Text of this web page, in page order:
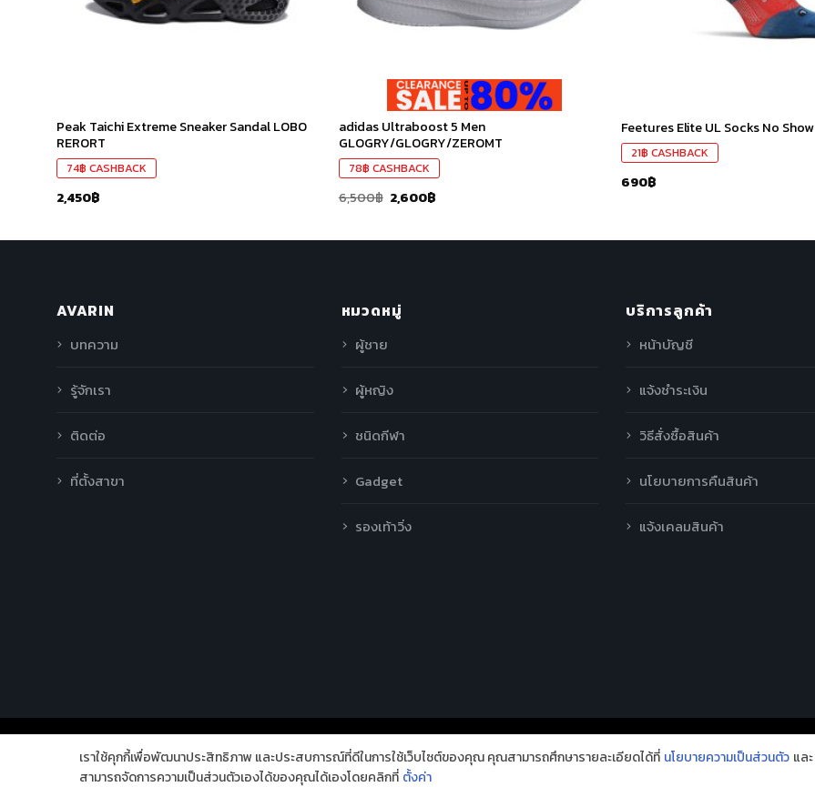
Peak Taichi Extreme Sneaker Sandal LOBO
RERORT
74฿ CASHBACK
2,450฿
adidas Ultraboost 5 Men
GLOGRY/GLOGRY/ZEROMT
78฿ CASHBACK
6,500฿ 2,600฿
Feetures Elite UL Socks No Show
21฿ CASHBACK
690฿
AVARIN
บทความ
รู้จักเรา
ติดต่อ
ที่ตั้งสาขา
หมวดหมู่
ผู้ชาย
ผู้หญิง
ชนิดกีฬา
Gadget
รองเท้าวิ่ง
บริการลูกค้า
หน้าบัญชี
แจ้งชำระเงิน
วิธีสั่งซื้อสินค้า
นโยบายการคืนสินค้า
แจ้งเคลมสินค้า
Copyright 2026 © Avarin intergroup company limited. All Rights Reserved.
เราใช้คุกกี้เพื่อพัฒนาประสิทธิภาพ และประสบการณ์ที่ดีในการใช้เว็บไซต์ของคุณ คุณสามารถศึกษารายละเอียดได้ที่ นโยบายความเป็นส่วนตัว และ
สามารถจัดการความเป็นส่วนตัวเองได้ของคุณได้เองโดยคลิกที่ ตั้งค่า